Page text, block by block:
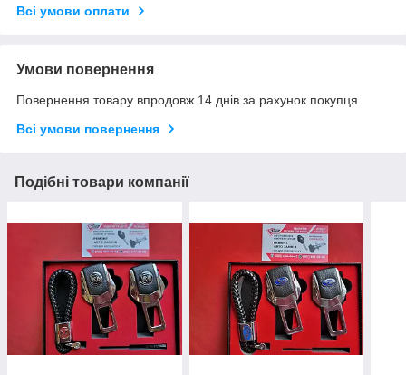
Всі умови оплати
Умови повернення
Повернення товару впродовж 14 днів за рахунок покупця
Всі умови повернення
Подібні товари компанії